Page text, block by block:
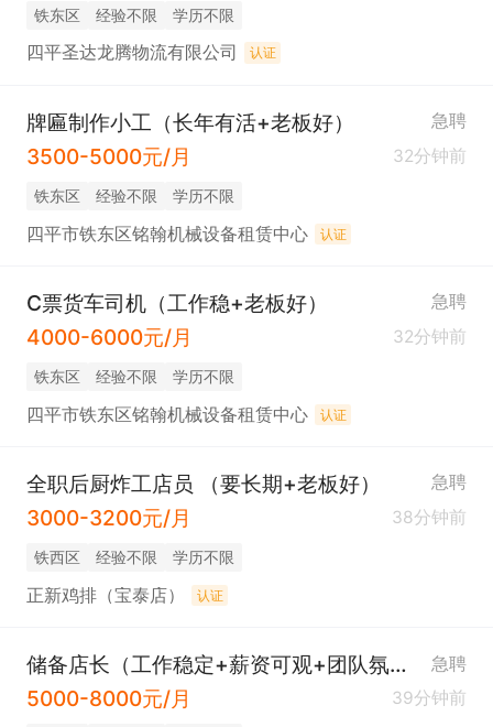
铁东区 经验不限 学历不限
四平圣达龙腾物流有限公司 认证
牌匾制作小工（长年有活+老板好） 急聘
3500-5000元/月 32分钟前
铁东区 经验不限 学历不限
四平市铁东区铭翰机械设备租赁中心 认证
C票货车司机（工作稳+老板好） 急聘
4000-6000元/月 32分钟前
铁东区 经验不限 学历不限
四平市铁东区铭翰机械设备租赁中心 认证
全职后厨炸工店员 （要长期+老板好） 急聘
3000-3200元/月 38分钟前
铁西区 经验不限 学历不限
正新鸡排（宝泰店） 认证
储备店长（工作稳定+薪资可观+团队氛围好） 急聘
5000-8000元/月 39分钟前